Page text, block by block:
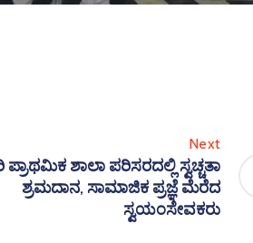
Next
ಪ್ರಾಥಮಿಕ ಶಾಲಾ ಪರಿಸರದಲ್ಲಿ ಸ್ವಚ್ಚತಾ
ಶ್ರಮದಾನ, ಸಾಮಾಜಿಕ ಪ್ರಜ್ಞೆ ಮೆರೆದ
ಸ್ವಯಂಸೇವಕರು